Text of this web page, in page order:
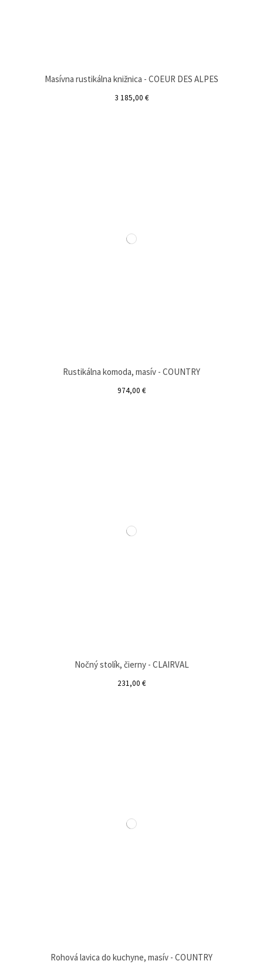
Masívna rustikálna knižnica - COEUR DES ALPES
3 185,00 €
Rustikálna komoda, masív - COUNTRY
974,00 €
Nočný stolík, čierny - CLAIRVAL
231,00 €
Rohová lavica do kuchyne, masív - COUNTRY